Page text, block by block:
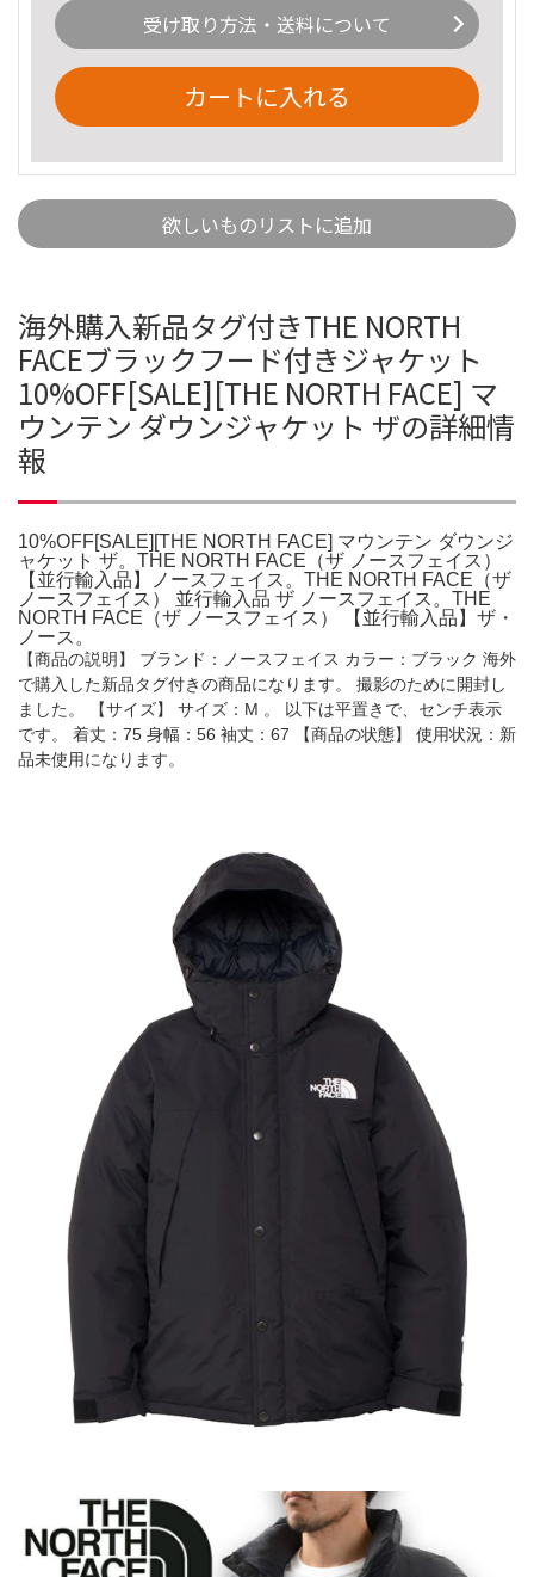
受け取り方法・送料について
カートに入れる
欲しいものリストに追加
海外購入新品タグ付きTHE NORTH
FACEブラックフード付きジャケット
10%OFF[SALE][THE NORTH FACE] マ
ウンテン ダウンジャケット ザの詳細情
報
10%OFF[SALE][THE NORTH FACE] マウンテン ダウンジ
ャケット ザ。THE NORTH FACE（ザ ノースフェイス）
【並行輸入品】ノースフェイス。THE NORTH FACE（ザ
ノースフェイス） 並行輸入品 ザ ノースフェイス。THE
NORTH FACE（ザ ノースフェイス） 【並行輸入品】ザ・
ノース。
【商品の説明】 ブランド：ノースフェイス カラー：ブラック 海外
で購入した新品タグ付きの商品になります。 撮影のために開封し
ました。 【サイズ】 サイズ：M 。 以下は平置きで、センチ表示
です。 着丈：75 身幅：56 袖丈：67 【商品の状態】 使用状況：新
品未使用になります。